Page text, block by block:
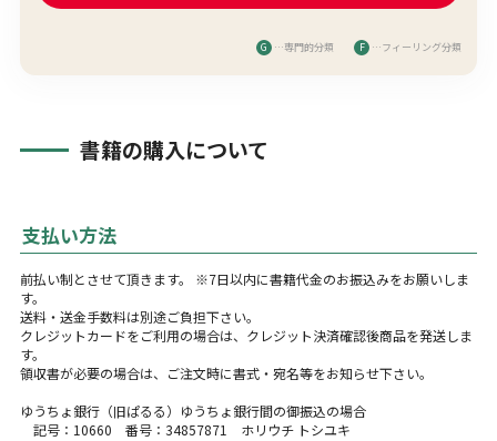
G …専門的分類 F …フィーリング分類
書籍の購入について
支払い方法
前払い制とさせて頂きます。 ※7日以内に書籍代金のお振込みをお願いしま
す。
送料・送金手数料は別途ご負担下さい。
クレジットカードをご利用の場合は、クレジット決済確認後商品を発送しま
す。
領収書が必要の場合は、ご注文時に書式・宛名等をお知らせ下さい。
ゆうちょ銀行（旧ぱるる）ゆうちょ銀行間の御振込の場合
記号：10660 番号：34857871 ホリウチ トシユキ